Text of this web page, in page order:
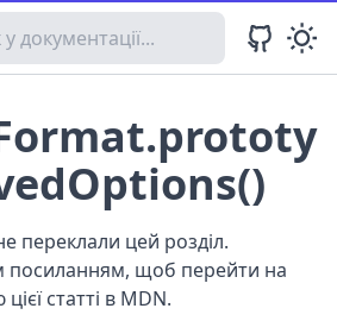
переклали цей розділ.
посиланням, щоб перейти на
статті в MDN.